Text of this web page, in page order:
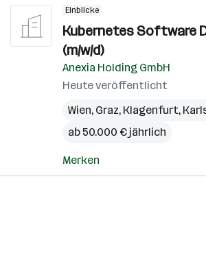
Einblicke
Kubernetes Software
(m/w/d)
Anexia Holding GmbH
Heute veröffentlicht
Wien, Graz, Klagenfurt,
ab 50.000 € jährlich
Merken